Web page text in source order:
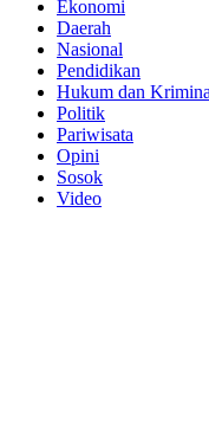
Ekonomi
Daerah
Nasional
Pendidikan
Hukum dan
Politik
Pariwisata
Opini
Sosok
Video